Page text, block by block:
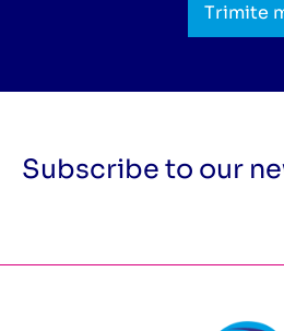
Trimite
Subscribe to our